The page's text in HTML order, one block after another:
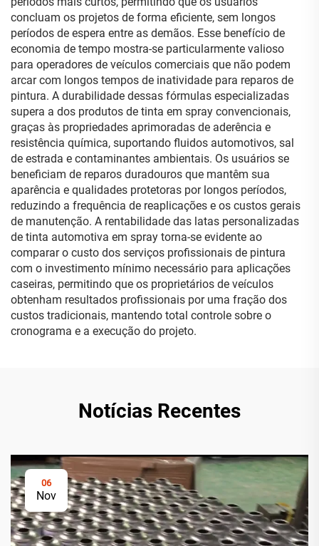
concluam os projetos de forma eficiente, sem longos
períodos de espera entre as demãos. Esse benefício de
economia de tempo mostra-se particularmente valioso
para operadores de veículos comerciais que não podem
arcar com longos tempos de inatividade para reparos de
pintura. A durabilidade dessas fórmulas especializadas
supera a dos produtos de tinta em spray convencionais,
graças às propriedades aprimoradas de aderência e
resistência química, suportando fluidos automotivos, sal
de estrada e contaminantes ambientais. Os usuários se
beneficiam de reparos duradouros que mantêm sua
aparência e qualidades protetoras por longos períodos,
reduzindo a frequência de reaplicações e os custos gerais
de manutenção. A rentabilidade das latas personalizadas
de tinta automotiva em spray torna-se evidente ao
comparar o custo dos serviços profissionais de pintura
com o investimento mínimo necessário para aplicações
caseiras, permitindo que os proprietários de veículos
obtenham resultados profissionais por uma fração dos
custos tradicionais, mantendo total controle sobre o
cronograma e a execução do projeto.
Notícias Recentes
06
Nov